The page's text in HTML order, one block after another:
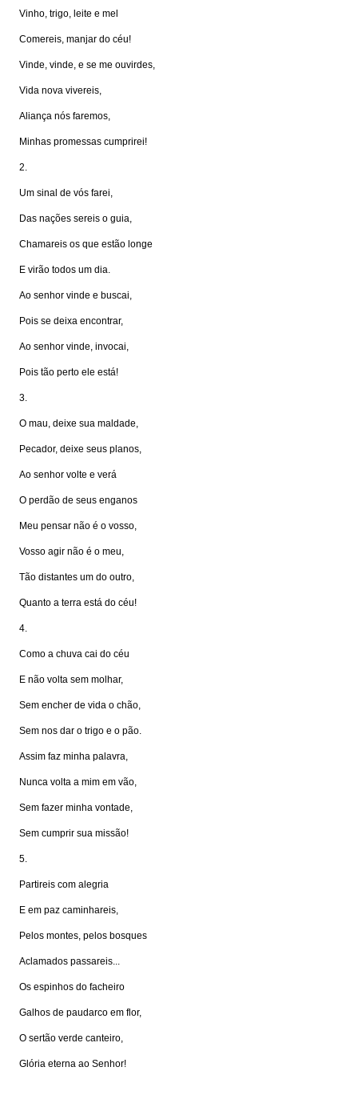
Vinho, trigo, leite e mel
Comereis, manjar do céu!
Vinde, vinde, e se me ouvirdes,
Vida nova vivereis,
Aliança nós faremos,
Minhas promessas cumprirei!
2.
Um sinal de vós farei,
Das nações sereis o guia,
Chamareis os que estão longe
E virão todos um dia.
Ao senhor vinde e buscai,
Pois se deixa encontrar,
Ao senhor vinde, invocai,
Pois tão perto ele está!
3.
O mau, deixe sua maldade,
Pecador, deixe seus planos,
Ao senhor volte e verá
O perdão de seus enganos
Meu pensar não é o vosso,
Vosso agir não é o meu,
Tão distantes um do outro,
Quanto a terra está do céu!
4.
Como a chuva cai do céu
E não volta sem molhar,
Sem encher de vida o chão,
Sem nos dar o trigo e o pão.
Assim faz minha palavra,
Nunca volta a mim em vão,
Sem fazer minha vontade,
Sem cumprir sua missão!
5.
Partireis com alegria
E em paz caminhareis,
Pelos montes, pelos bosques
Aclamados passareis...
Os espinhos do facheiro
Galhos de paudarco em flor,
O sertão verde canteiro,
Glória eterna ao Senhor!